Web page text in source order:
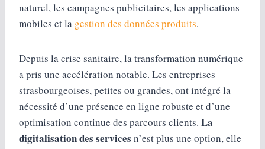
naturel, les campagnes publicitaires, les applications
mobiles et la gestion des données produits.
Depuis la crise sanitaire, la transformation numérique
a pris une accélération notable. Les entreprises
strasbourgeoises, petites ou grandes, ont intégré la
nécessité d’une présence en ligne robuste et d’une
optimisation continue des parcours clients. La
digitalisation des services n’est plus une option, elle